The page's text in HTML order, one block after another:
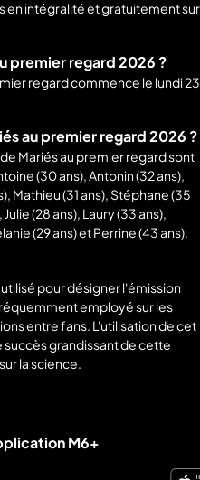
en intégralité et gratuitement sur
premier regard 2026 ?
regard commence le lundi 23
au premier regard 2026 ?
Mariés au premier regard sont
(30 ans), Antonin (32 ans),
Mathieu (31 ans), Stéphane (35
(28 ans), Laury (33 ans),
(29 ans) et Perrine (43 ans).
pour désigner l'émission
employé sur les
entre fans. L'utilisation de cet
grandissant de cette
la science.
M6+